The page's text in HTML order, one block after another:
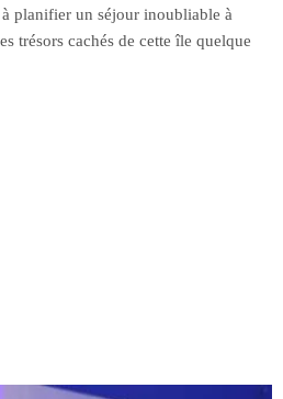
planifier un séjour inoubliable à
trésors cachés de cette île quelque